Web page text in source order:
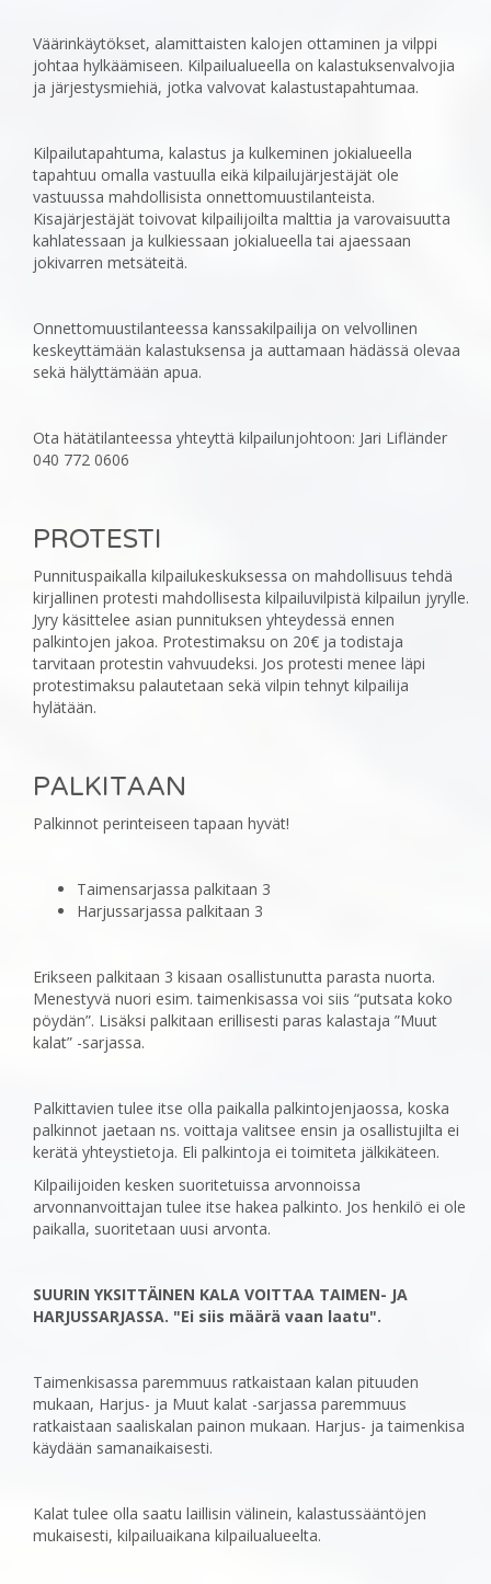
Väärinkäytökset, alamittaisten kalojen ottaminen ja vilppi
johtaa hylkäämiseen. Kilpailualueella on ‎kalastuksenvalvojia
ja järjestysmiehiä, jotka valvovat kalastustapahtumaa.
Kilpailutapahtuma, kalastus ja kulkeminen jokialueella
tapahtuu omalla vastuulla eikä kilpailujärjestäjät ole
‎vastuussa mahdollisista onnettomuustilanteista.
Kisajärjestäjät toivovat kilpailijoilta malttia ja ‎varovaisuutta
kahlatessaan ja kulkiessaan jokialueella tai ajaessaan
jokivarren metsäteitä.
Onnettomuustilanteessa kanssakilpailija on velvollinen
keskeyttämään kalastuksensa ja auttamaan ‎hädässä olevaa
sekä hälyttämään apua.
Ota hätätilanteessa yhteyttä kilpailunjohtoon: Jari Lifländer
040 772 0606
PROTESTI
‎Punnituspaikalla kilpailukeskuksessa on mahdollisuus tehdä
kirjallinen protesti mahdollisesta ‎kilpailuvilpistä kilpailun jyrylle.
Jyry käsittelee asian punnituksen yhteydessä ennen
palkintojen jakoa. ‎Protestimaksu on 20€ ja todistaja
tarvitaan protestin vahvuudeksi. Jos protesti menee läpi
protestimaksu ‎palautetaan sekä vilpin tehnyt kilpailija
hylätään.
PALKITAAN
‎Palkinnot perinteiseen tapaan hyvät!
Taimensarjassa palkitaan 3
Harjussarjassa palkitaan 3
Erikseen palkitaan 3 kisaan osallistunutta parasta nuorta.
Menestyvä ‎nuori esim. taimenkisassa voi siis “putsata koko
pöydän”. Lisäksi palkitaan erillisesti paras kalastaja ‎‎”Muut
kalat” -sarjassa.
Palkittavien tulee itse olla paikalla palkintojenjaossa, koska
palkinnot ‎jaetaan ns. voittaja valitsee ensin ja osallistujilta ei
kerätä yhteystietoja. Eli palkintoja ei toimiteta ‎jälkikäteen.
Kilpailijoiden kesken suoritetuissa arvonnoissa
arvonnanvoittajan tulee itse hakea ‎palkinto. Jos henkilö ei ole
paikalla, suoritetaan uusi arvonta.
SUURIN YKSITTÄINEN KALA VOITTAA TAIMEN- JA
HARJUSSARJASSA. "Ei siis määrä vaan laatu".
‎Taimenkisassa paremmuus ratkaistaan kalan pituuden
mukaan, Harjus- ja Muut kalat -sarjassa paremmuus
ratkaistaan saaliskalan painon mukaan. Harjus- ja ‎taimenkisa
käydään samanaikaisesti.
Kalat tulee olla saatu laillisin välinein, kalastussääntöjen
mukaisesti, kilpailuaikana kilpailualueelta.